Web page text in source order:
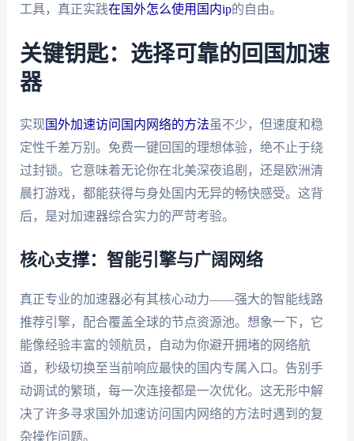
工具，真正实践在国外怎么使用国内ip的自由。
关键钥匙：选择可靠的回国加速
器
实现国外加速访问国内网络的方法虽不少，但速度和稳
定性千差万别。免费一键回国的理想体验，绝不止于绕
过封锁。它意味着无论你在北美深夜追剧，还是欧洲清
晨打游戏，都能获得与身处国内无异的畅快感受。这背
后，是对加速器综合实力的严苛考验。
核心支撑：智能引擎与广阔网络
真正专业的加速器必有其核心动力——强大的智能线路
推荐引擎，配合覆盖全球的节点资源池。想象一下，它
能像经验丰富的领航员，自动为你避开拥堵的网络航
道，秒级切换至当前响应最快的国内专属入口。告别手
动调试的繁琐，每一次连接都是一次优化。这无形中解
决了许多寻求国外加速访问国内网络的方法时遇到的复
杂操作问题。